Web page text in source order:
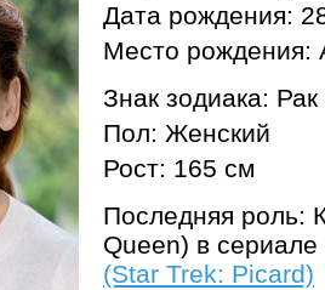
Дата рождения:
Место рождения:
Знак зодиака: Рак
Пол: Женский
Рост: 165 см
Последняя роль:
Queen) в сериале
(Star Trek: Picard)